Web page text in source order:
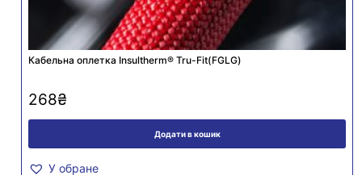
Кабельна оплетка Insultherm® Tru-Fit(FGLG)
268₴
Додати в кошик
У обране